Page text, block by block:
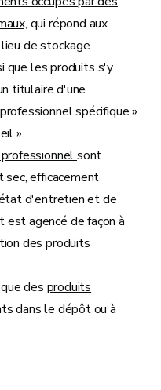
qui répond aux
de stockage
que les produits s'y
titulaire d'une
spécifique »
».
sont
sec, efficacement
d'entretien et de
agencé de façon à
des produits
des produits
dans le dépôt ou à